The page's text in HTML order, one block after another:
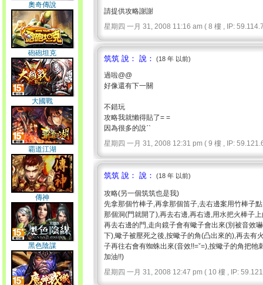
奧奇傳說
砲砲坦克
大國戰
霸道江湖
傳神
黑色陰謀
請提供攻略謝謝
星期四 一月 31, 2008 11:16 am ( 8 樓 , IP:
筑筑 說： 說： (18 年 以前)
過啦@@
好像還有下一關
不錯玩
攻略我就懶得貼了= =
因為很多的說ˊˋ
星期四 一月 31, 2008 12:31 pm ( 9 樓 , IP:
筑筑 說： 說： (18 年 以前)
攻略(另一個筑筑也是我)
先拿那個竹棒子,再拿那個笛子,去右邊案用竹棒子
那個洞(門就開了),再去右邊,再右邊,用水把火棒子
再去右邊的門,走向鏡子會有蠍子會出來(別被音效
下),蠍子被壓死之後,按蠍子的角(凸出來的),再去有
子再往右會有蜘蛛出來(音效!!=ˇ=),按蠍子的角把
加油!!)
星期四 一月 31, 2008 12:47 pm ( 10 樓 , IP: